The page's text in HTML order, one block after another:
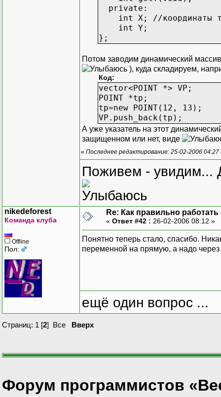
private:
int X; //координаты
int Y;
};
Потом заводим динамический
), куда складируем,
Код:
vector<POINT *> VP;
POINT *tp;
tp=new POINT(12, 13);
VP.push_back(tp);
А уже указатель на этот
защищенном или нет, виде
« Последнее редактирование: 25-02-2006
Поживем - увидим...
nikedeforest
Команда клуба
Offline
Пол:
Re: Как правильно
« Ответ #42 : 26-02-2006 08:12 »
Понятно теперь стало, спасибо.
переменной на прямую, а надо через
ещё один вопрос ...
Страниц: 1 [2] Все Вверх
Форум программистов